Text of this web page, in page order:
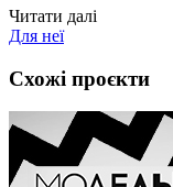
Читати далі
Для неї
Схожі проєкти